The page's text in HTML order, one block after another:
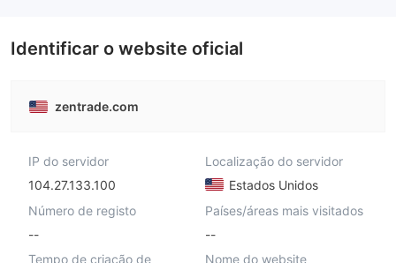
Identificar o website oficial
zentrade.com
IP do servidor
104.27.133.100
Localização do servidor
Estados Unidos
Número de registo
--
Países/áreas mais visitados
--
Tempo de criação de
Nome do website